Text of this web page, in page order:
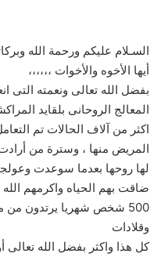
السـلام عليكم ورحمة الله
أيها الأخوه والأخوات ،،،،،،
بفضل الله تعالى ونعمته التى
المعالج الروحانى بلقايد
اكثر من آلاف الحالات تم
المريض منها ، وسترة من
لها روحها بعدما سوعدت
ضاقت بهم الحياه واكرمهم
500 شخص شهريا يرتدون من
وقلادات
كل هذا واكثر بفضل الله